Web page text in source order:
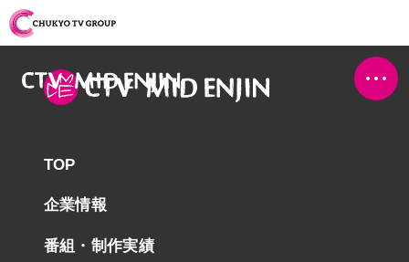
TOP
企業情報
番組・制作実績